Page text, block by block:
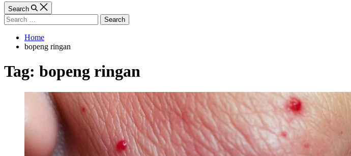
Search
Search
for:
Home
bopeng ringan
Tag: bopeng ringan